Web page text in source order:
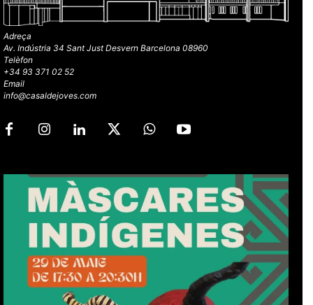
Adreça
Av. Indústria 34 Sant Just Desvern Barcelona 08960
Telèfon
+34 93 371 02 52
Email
info@casaldejoves.com